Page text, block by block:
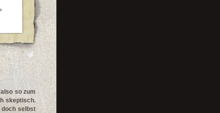
so zum
skeptisch.
doch selbst